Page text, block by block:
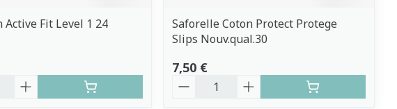
Active Fit Level 1 24
Saforelle Coton Protect Protege
Slips Nouv.qual.30
7,50 €
Quantité